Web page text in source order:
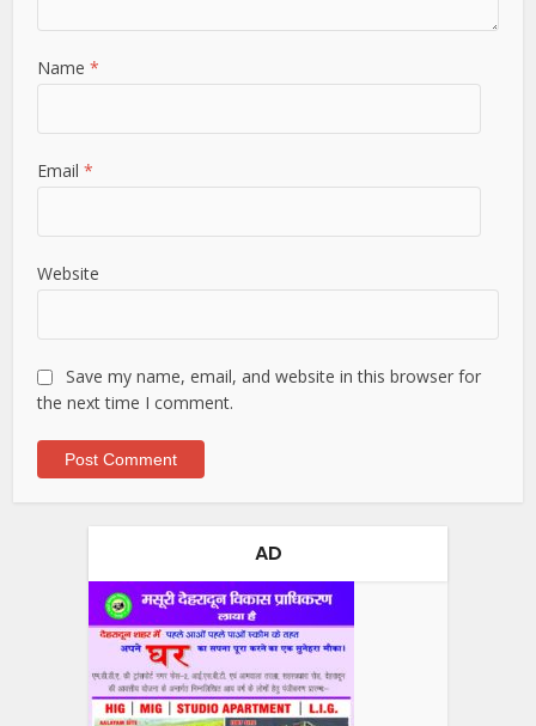
Name*
Email*
Website
Save my name, email, and website in this browser for
the next time I comment.
AD